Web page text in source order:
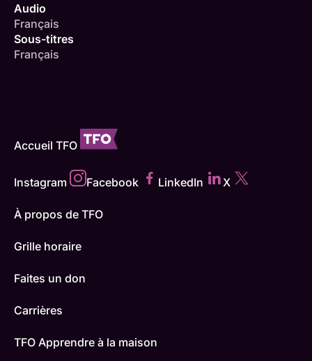
Audio
Français
Sous-titres
Français
Accueil TFO
Instagram Facebook LinkedIn X
À propos de TFO
Grille horaire
Faites un don
Carrières
TFO Apprendre à la maison